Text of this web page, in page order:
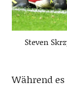
Steven
Während